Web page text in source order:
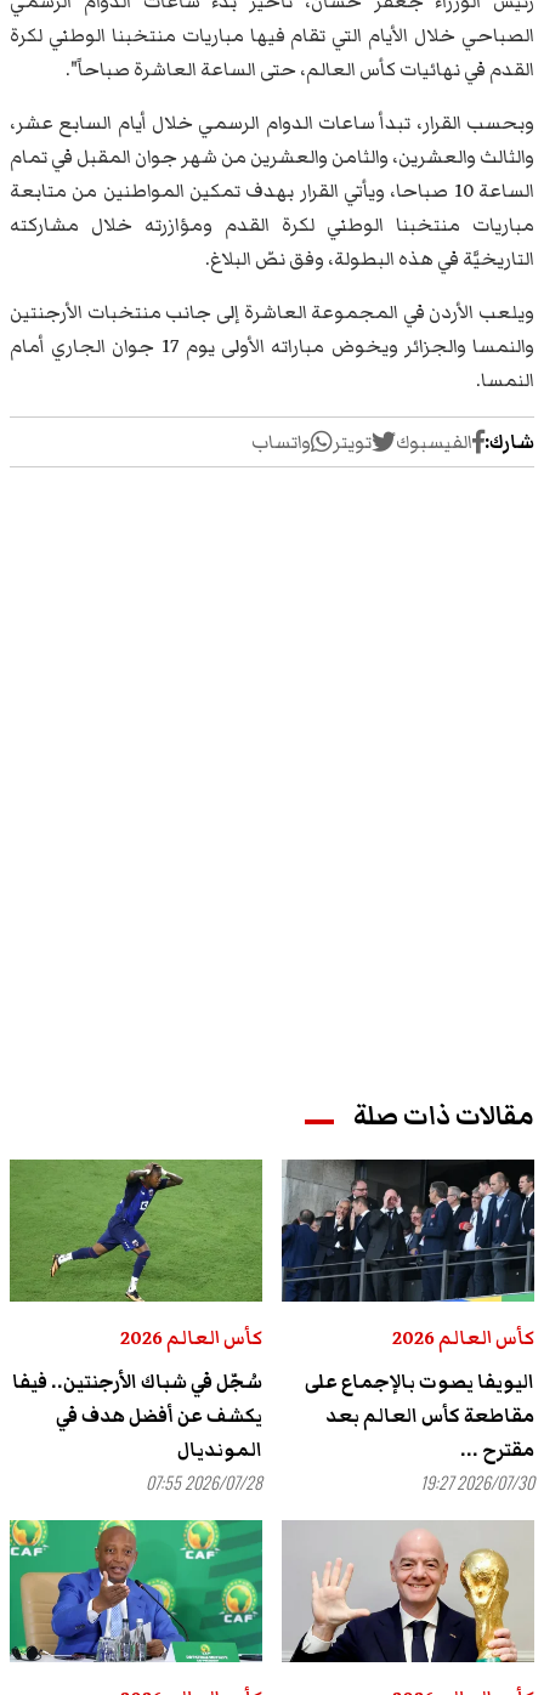
الصباحي خلال الأيام التي تقام فيها مباريات منتخبنا الوطني لكرة
القدم في نهائيات كأس العالم، حتى الساعة العاشرة صباحاً".
وبحسب القرار، تبدأ ساعات الدوام الرسمي خلال أيام السابع عشر،
والثالث والعشرين، والثامن والعشرين من شهر جوان المقبل في تمام
الساعة 10 صباحا، ويأتي القرار بهدف تمكين المواطنين من متابعة
مباريات منتخبنا الوطني لكرة القدم ومؤازرته خلال مشاركته
التاريخيَّة في هذه البطولة، وفق نصّ البلاغ.
ويلعب الأردن في المجموعة العاشرة إلى جانب منتخبات الأرجنتين
والنمسا والجزائر ويخوض مباراته الأولى يوم 17 جوان الجاري أمام
النمسا.
شارك: الفيسبوك تويتر واتساب
مقالات ذات صلة
كأس العالم 2026
اليويفا يصوت بالإجماع على
مقاطعة كأس العالم بعد
مقترح ...
2026/07/30 19:27
كأس العالم 2026
سُجّل في شباك الأرجنتين.. فيفا
يكشف عن أفضل هدف في
المونديال
2026/07/28 07:55